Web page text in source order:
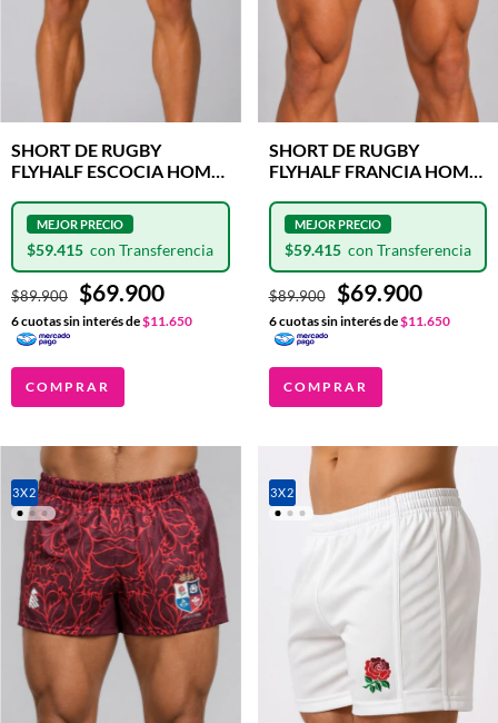
SHORT DE RUGBY
FLYHALF ESCOCIA HOME
$89.900 $69.900
$59.415
6cuotas sin interés de$11.650
COMPRAR
SHORT DE RUGBY
FLYHALF FRANCIA HOME
$89.900 $69.900
$59.415
6cuotas sin interés de$11.650
COMPRAR
3X2 3X2